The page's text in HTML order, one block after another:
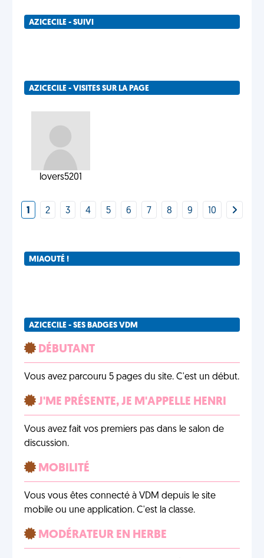
AZICECILE - SUIVI
AZICECILE - VISITES SUR LA PAGE
lovers5201
1 2 3 4 5 6 7 8 9 10
MIAOUTÉ !
AZICECILE - SES BADGES VDM
DÉBUTANT
Vous avez parcouru 5 pages du site. C'est un début.
J'ME PRÉSENTE, JE M'APPELLE HENRI
Vous avez fait vos premiers pas dans le salon de
discussion.
MOBILITÉ
Vous vous êtes connecté à VDM depuis le site
mobile ou une application. C'est la classe.
MODÉRATEUR EN HERBE